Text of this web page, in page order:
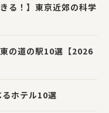
る！】東京近郊の科学
の道の駅10選【2026
ホテル10選